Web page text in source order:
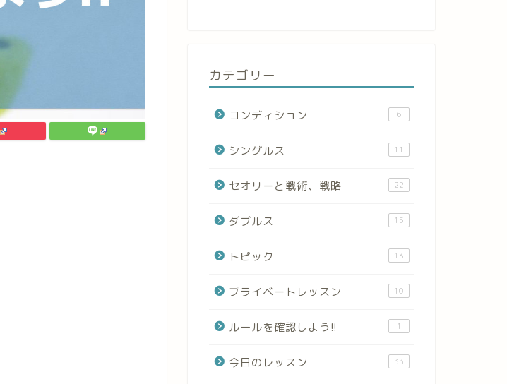
カテゴリー
コンディション 6
シングルス 11
セオリーと戦術、戦略 22
ダブルス 15
トピック 13
プライベートレッスン 10
ルールを確認しよう!! 1
今日のレッスン 33